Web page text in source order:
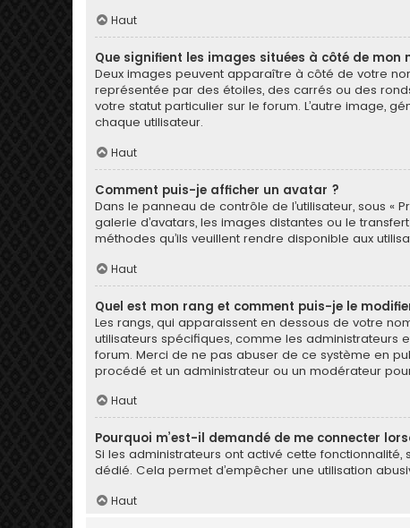
Haut
Que signifient les images situées à côté de mon
Deux images peuvent apparaître à côté de votre
représentée par des étoiles, des carrés ou des
votre statut particulier sur le forum. L’autre image,
chaque utilisateur.
Haut
Comment puis-je afficher un avatar ?
Dans le panneau de contrôle de l’utilisateur, sous «
galerie d’avatars, les images distantes ou le
méthodes qu’ils veuillent rendre disponible aux
Haut
Quel est mon rang et comment puis-je le
Les rangs, qui apparaissent en dessous de votre
utilisateurs spécifiques, comme les administrateurs
forum. Merci de ne pas abuser de ce système en
procédé et un administrateur ou un modérateur
Haut
Pourquoi m’est-il demandé de me connecter
Si les administrateurs ont activé cette
dédié. Cela permet d’empêcher une utilisation
Haut